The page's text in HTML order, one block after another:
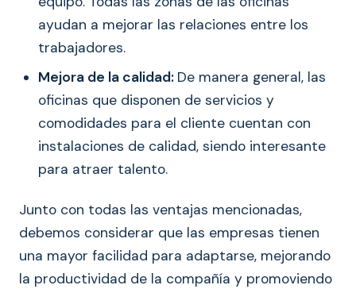
ayudan a mejorar las relaciones entre los
trabajadores.
Mejora de la calidad: De manera general, las
oficinas que disponen de servicios y
comodidades para el cliente cuentan con
instalaciones de calidad, siendo interesante
para atraer talento.
Junto con todas las ventajas mencionadas,
debemos considerar que las empresas tienen
una mayor facilidad para adaptarse, mejorando
la productividad de la compañía y promoviendo